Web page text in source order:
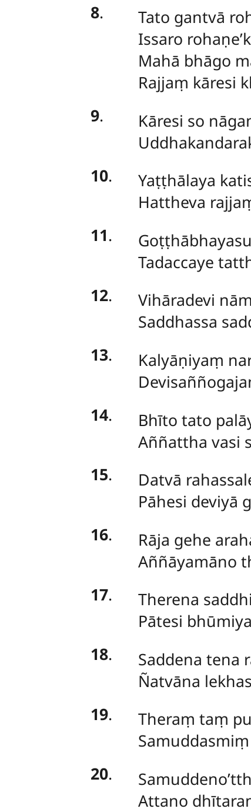
8. Tato gantvā
Issaro
Mahā bhāgo
Rajjaṃ kāresi
9.
Kāresi so
10.
Yaṭṭhālaya
Hattheva
11.
Tadaccaye
12.
Vihāradevi
Saddhassa
13.
Kalyāṇiyaṃ
14.
Bhīto tato
Aññattha vasi
15.
Datvā
Pāhesi deviyā
16.
Rāja gehe
Aññāyamāno
17.
Therena
Pātesi
18.
Saddena tena
Ñatvāna
19.
Theraṃ taṃ
20.
Attano